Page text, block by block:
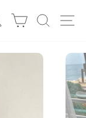
Login カート 検索